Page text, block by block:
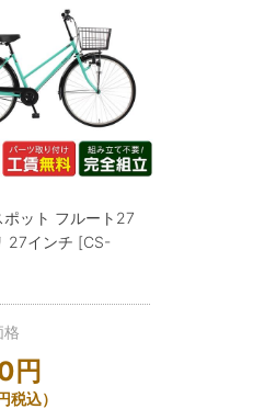
ポット フルート27
27インチ [CS-
格
円
税込）